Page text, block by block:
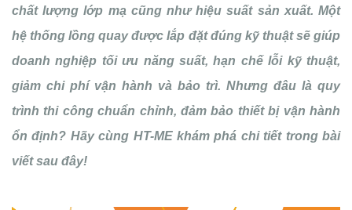
chất lượng lớp mạ cũng như hiệu suất sản xuất. Một
hệ thống lồng quay được lắp đặt đúng kỹ thuật sẽ giúp
doanh nghiệp tối ưu năng suất, hạn chế lỗi kỹ thuật,
giảm chi phí vận hành và bảo trì. Nhưng đâu là quy
trình thi công chuẩn chỉnh, đảm bảo thiết bị vận hành
ổn định? Hãy cùng HT-ME khám phá chi tiết trong bài
viết sau đây!